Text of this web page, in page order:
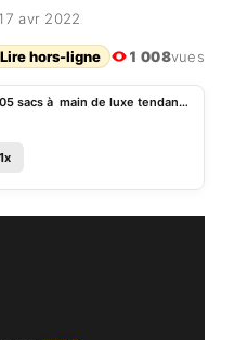
avr 2022
Lire hors-ligne 1 008vues
Mode: voici les 05 sacs à main de luxe tendances de l’année 2022 (photo)
1x